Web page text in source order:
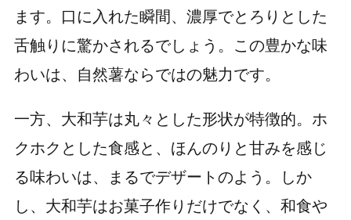
ます。口に入れた瞬間、濃厚でとろりとした
舌触りに驚かされるでしょう。この豊かな味
わいは、自然薯ならではの魅力です。
一方、大和芋は丸々とした形状が特徴的。ホ
クホクとした食感と、ほんのりと甘みを感じ
る味わいは、まるでデザートのよう。しか
し、大和芋はお菓子作りだけでなく、和食や